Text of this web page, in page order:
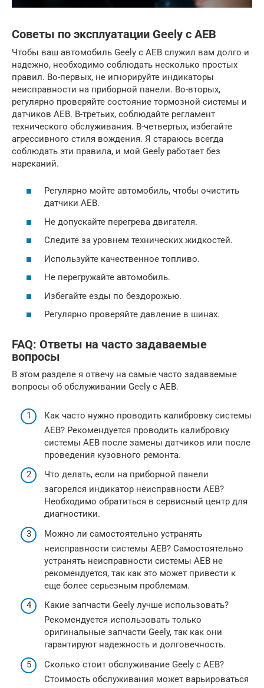
Советы по эксплуатации Geely с AEB
Чтобы ваш автомобиль Geely с AEB служил вам долго и
надежно, необходимо соблюдать несколько простых
правил. Во-первых, не игнорируйте индикаторы
неисправности на приборной панели. Во-вторых,
регулярно проверяйте состояние тормозной системы и
датчиков AEB. В-третьих, соблюдайте регламент
технического обслуживания. В-четвертых, избегайте
агрессивного стиля вождения. Я стараюсь всегда
соблюдать эти правила, и мой Geely работает без
нареканий.
Регулярно мойте автомобиль, чтобы очистить
датчики AEB.
Не допускайте перегрева двигателя.
Следите за уровнем технических жидкостей.
Используйте качественное топливо.
Не перегружайте автомобиль.
Избегайте езды по бездорожью.
Регулярно проверяйте давление в шинах.
FAQ: Ответы на часто задаваемые
вопросы
В этом разделе я отвечу на самые часто задаваемые
вопросы об обслуживании Geely с AEB.
Как часто нужно проводить калибровку системы
AEB? Рекомендуется проводить калибровку
системы AEB после замены датчиков или после
проведения кузовного ремонта.
Что делать, если на приборной панели
загорелся индикатор неисправности AEB?
Необходимо обратиться в сервисный центр для
диагностики.
Можно ли самостоятельно устранять
неисправности системы AEB? Самостоятельно
устранять неисправности системы AEB не
рекомендуется, так как это может привести к
еще более серьезным проблемам.
Какие запчасти Geely лучше использовать?
Рекомендуется использовать только
оригинальные запчасти Geely, так как они
гарантируют надежность и долговечность.
Сколько стоит обслуживание Geely с AEB?
Стоимость обслуживания может варьироваться